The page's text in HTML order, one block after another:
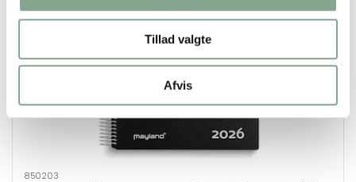
Tillad valgte
Afvis
850203